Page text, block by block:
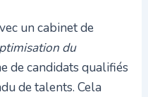
un cabinet de
du
de candidats qualifiés
de talents. Cela